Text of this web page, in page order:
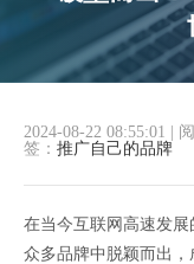
2024-08-22 08:55:01
签： 推广自己的品牌
在当今互联网高速发
众多品牌中脱颖而出